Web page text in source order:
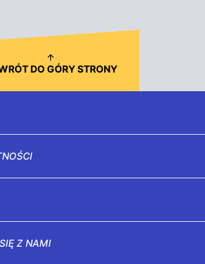
DO GÓRY STRONY
Z NAMI